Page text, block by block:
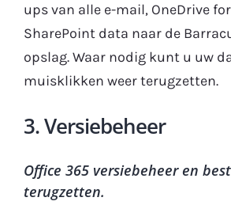
ups van alle e-mail, OneDrive
SharePoint data naar de
opslag. Waar nodig kunt u uw
muisklikken weer terugzetten.
3. Versiebeheer
Office 365 versiebeheer en
terugzetten.